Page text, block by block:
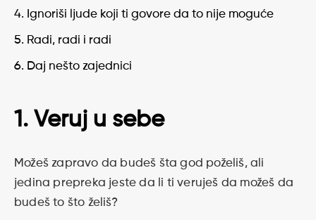
Ignoriši ljude koji ti govore da to nije moguće
Radi, radi i radi
Daj nešto zajednici
1. Veruj u sebe
Možeš zapravo da budeš šta god poželiš, ali
jedina prepreka jeste da li ti veruješ da možeš da
budeš to što želiš?